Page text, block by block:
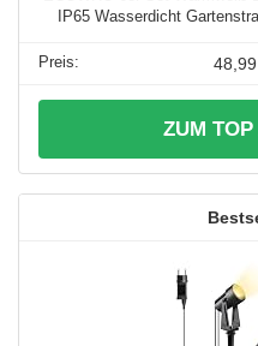
IP65 Wasserdicht
ZUM